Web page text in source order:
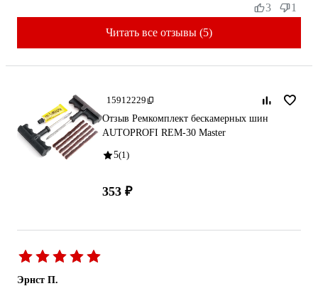
Читать все отзывы (5)
3 1
15912229
Отзыв Ремкомплект бескамерных шин
AUTOPROFI REM-30 Master
5(1)
353 ₽
Эрнст П.